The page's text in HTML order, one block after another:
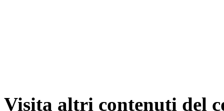
Visita altri contenuti del